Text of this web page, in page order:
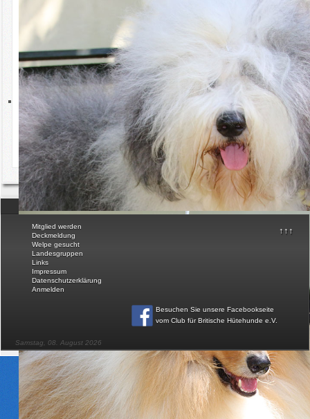
Hüten
Sport
Ausstellungen
Welpen
Download
FAQ
Sehr geehrter Herr Bundeskanzler Scholz,
durch die seit dem 1. Januar geltende neue Tierschutz-
Hundeverordnung und deren wiederholte Fehlinterpretationen durch
einige Amtsveterinäre finden sich Gebrauchshunde,
Diensthunde, Assistenzhunde, Sporthunde und Ausstellungshunde
in einer unhaltbaren Situation wieder, die sich stetig zuspitzt.
Prüfungen, Turniere und Ausstellungen, die für eine
verantwortungsvolle Ausbildung und Zucht dieser Hunde notwendig
sind, können kaum noch ohne Überraschungen und plötzliche
Amtseinwirkungen durchgeführt werden.
Hier weiterlesen.....
© Club für Britische Hütehunde e.V.
↑↑↑
Mitglied werden
Deckmeldung
Welpe gesucht
Landesgruppen
Links
Impressum
Datenschutzerklärung
Anmelden
Besuchen Sie unsere Facebookseite
vom Club für Britische Hütehunde e.V.
Samstag, 08. August 2026